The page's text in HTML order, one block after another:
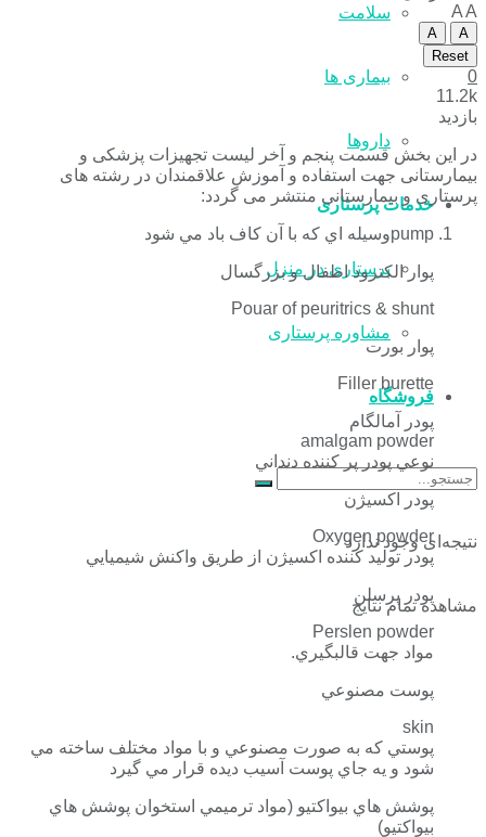
سلامت
بیماری ها
داروها
خدمات پرستاری
پرستاری در منزل
مشاوره پرستاری
فروشگاه
نتیجه‌ای وجود ندارد
مشاهده تمام نتایج
AA
A
A
Reset
0
11.2k
بازدید
در این بخش قسمت پنجم و آخر لیست تجهیزات پزشکی و
بیمارستانی جهت استفاده و آموزش علاقمندان در رشته های
پرستاری و بیمارستانی منتشر می گردد:
pumpوسيله اي كه با آن كاف باد مي شود
پوار الكترود اطفال و بزرگسال
Pouar of peuritrics & shunt
پوار بورت
Filler burette
پودر آمالگام
amalgam powder
نوعي پودر پر كننده دنداني
پودر اكسيژن
Oxygen powder
پودر توليد كننده اكسيژن از طريق واكنش شيميايي
پودر پرسلن
Perslen powder
مواد جهت قالبگيري.
پوست مصنوعي
skin
پوستي كه به صورت مصنوعي و با مواد مختلف ساخته مي
شود و يه جاي پوست آسيب ديده قرار مي گيرد
پوشش هاي بيواكتيو (مواد ترميمي استخوان پوشش هاي
بيواكتيو)